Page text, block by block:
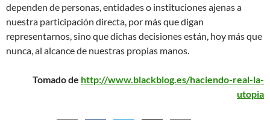
dependen de personas, entidades o instituciones ajenas a
nuestra participación directa, por más que digan
representarnos, sino que dichas decisiones están, hoy más que
nunca, al alcance de nuestras propias manos.
Tomado de http://www.blackblog.es/haciendo-real-la-
utopia